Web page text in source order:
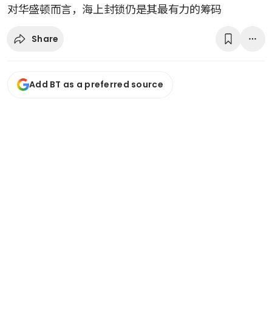
对华盛顿而言，海上封锁仍是其最有力的筹码
Share
Add BT as a preferred source